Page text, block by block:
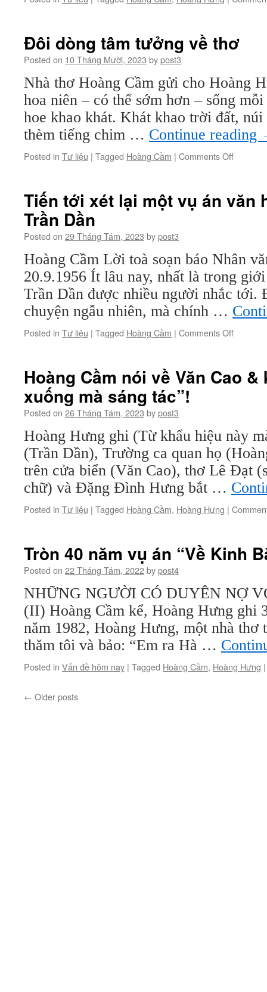
Đôi dòng tâm tưởng về thơ
Posted on 10 Tháng Mười, 2023 bypost3
Nhà thơ Hoàng Cầm gửi cho Hoàng
hoa niên – có thể sớm hơn – sống
hoe khao khát. Khát khao trời đất,
thèm tiếng chim … Continue reading
Posted in Tư liệu | Tagged Hoàng Cầm | Comments Offon
tưởng
Tiến tới xét lại một vụ án văn
Trần Dần
Posted on 29 Tháng Tám, 2023 bypost3
Hoàng Cầm Lời toà soạn báo Nhân
20.9.1956 Ít lâu nay, nhất là trong
Trần Dần được nhiều người nhắc tới.
chuyện ngẫu nhiên, mà chính …
Posted in Tư liệu | Tagged Hoàng Cầm | Comments Offon
lại
văn
học:
Con
người
Trần
Dần
Hoàng Cầm nói về Văn Cao
xuống mà sáng tác”!
Posted on 26 Tháng Tám, 2023 bypost3
Hoàng Hưng ghi (Từ khẩu hiệu này
(Trần Dần), Trường ca quan họ
trên cửa biển (Văn Cao), thơ Lê Đạt
chữ) và Đặng Đình Hưng bắt …
Posted in Tư liệu | Tagged Hoàng Cầm, Hoàng Hưng |
Tròn 40 năm vụ án “Về Kinh
Posted on 22 Tháng Tám, 2022bypost4
NHỮNG NGƯỜI CÓ DUYÊN NỢ
(II) Hoàng Cầm kể, Hoàng Hưng ghi
năm 1982, Hoàng Hưng, một nhà thơ
thăm tôi và bảo: “Em ra Hà …
Posted in Vấn đề hôm nay | Tagged Hoàng Cầm, Hoàng Hưng |
← Older posts